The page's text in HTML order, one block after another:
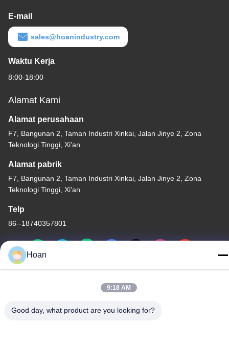
E-mail
sales@hoanindustry.com
Waktu Kerja
8:00-18:00
Alamat Kami
Alamat perusahaan
F7, Bangunan 2, Taman Industri Xinkai, Jalan Jinye 2, Zona
Teknologi Tinggi, Xi'an
Alamat pabrik
F7, Bangunan 2, Taman Industri Xinkai, Jalan Jinye 2, Zona
Teknologi Tinggi, Xi'an
Telp
86--18740357801
Kebijakan Privasi|Sitemap
Cina Kualitas Baik Isolator getaran tali kawat Pemasok. Hak cipta
Hoan
9:18 AM
Good day, what product are you looking for?